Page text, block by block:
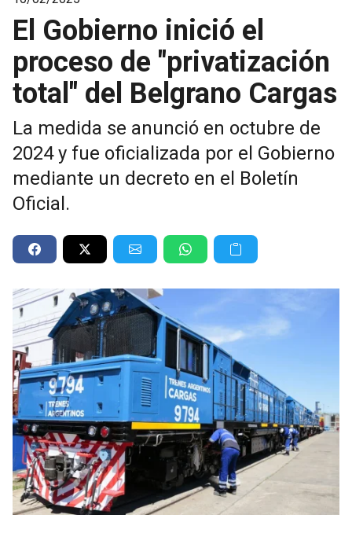
El Gobierno inició el
proceso de "privatización
total" del Belgrano Cargas
La medida se anunció en octubre de
2024 y fue oficializada por el Gobierno
mediante un decreto en el Boletín
Oficial.